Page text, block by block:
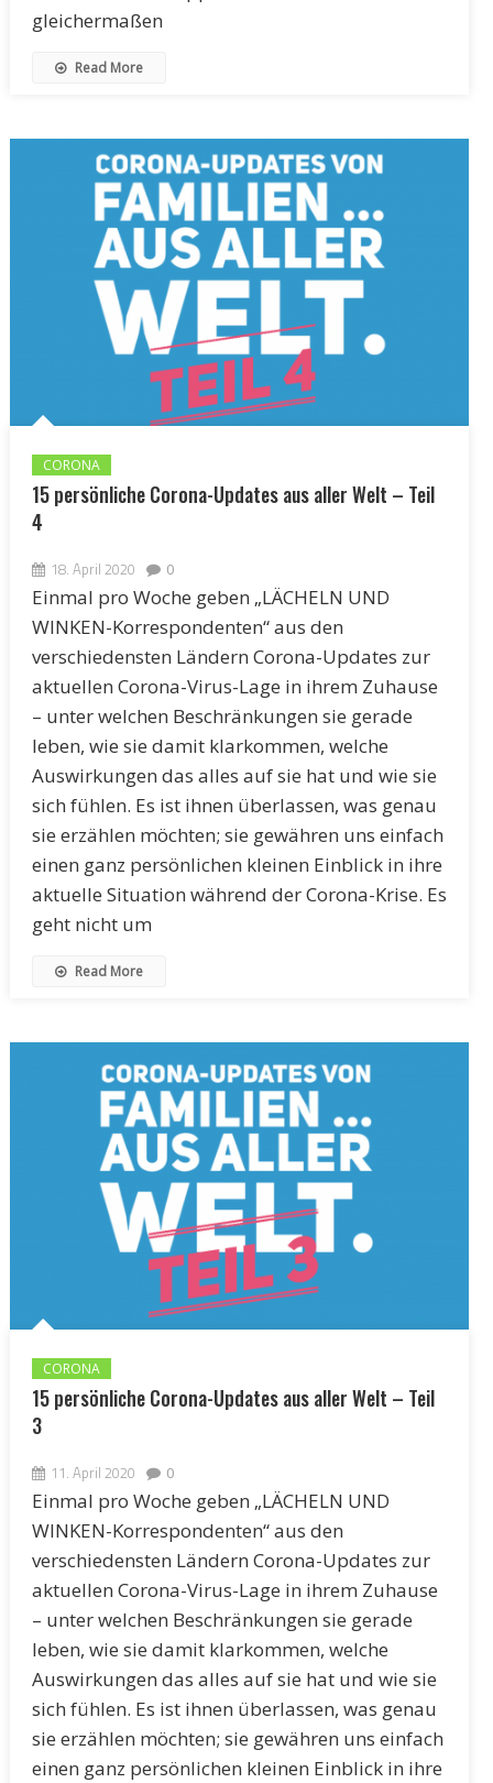
gleichermaßen
Read More
CORONA
15 persönliche Corona-Updates aus aller Welt – Teil
4
18. April 2020 0
Einmal pro Woche geben „LÄCHELN UND
WINKEN-Korrespondenten“ aus den
verschiedensten Ländern Corona-Updates zur
aktuellen Corona-Virus-Lage in ihrem Zuhause
– unter welchen Beschränkungen sie gerade
leben, wie sie damit klarkommen, welche
Auswirkungen das alles auf sie hat und wie sie
sich fühlen. Es ist ihnen überlassen, was genau
sie erzählen möchten; sie gewähren uns einfach
einen ganz persönlichen kleinen Einblick in ihre
aktuelle Situation während der Corona-Krise. Es
geht nicht um
Read More
CORONA
15 persönliche Corona-Updates aus aller Welt – Teil
3
11. April 2020 0
Einmal pro Woche geben „LÄCHELN UND
WINKEN-Korrespondenten“ aus den
verschiedensten Ländern Corona-Updates zur
aktuellen Corona-Virus-Lage in ihrem Zuhause
– unter welchen Beschränkungen sie gerade
leben, wie sie damit klarkommen, welche
Auswirkungen das alles auf sie hat und wie sie
sich fühlen. Es ist ihnen überlassen, was genau
sie erzählen möchten; sie gewähren uns einfach
einen ganz persönlichen kleinen Einblick in ihre